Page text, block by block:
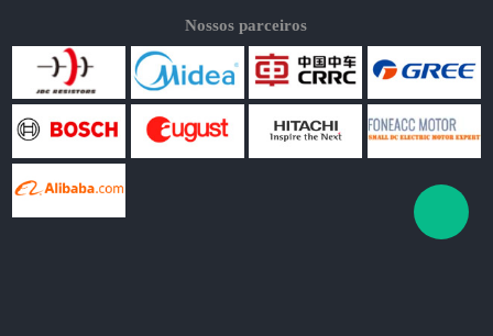
Nossos parceiros